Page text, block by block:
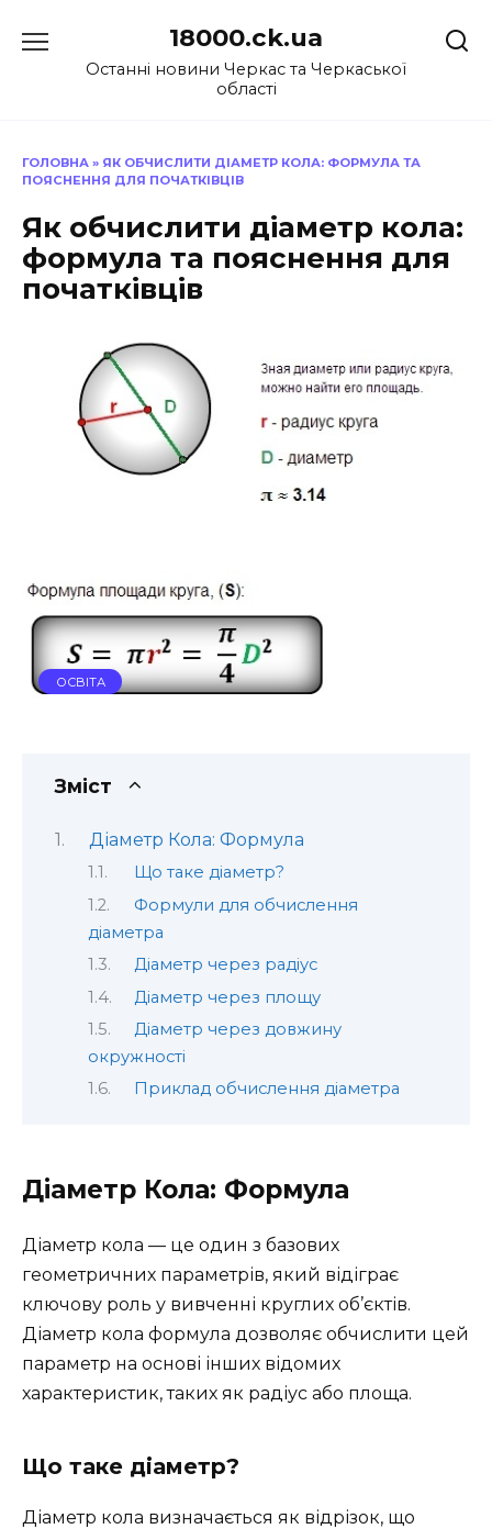
до
18000.ck.ua
Останні новини Черкас та Черкаської
області
ГОЛОВНА » ЯК ОБЧИСЛИТИ ДІАМЕТР КОЛА: ФОРМУЛА ТА
ПОЯСНЕННЯ ДЛЯ ПОЧАТКІВЦІВ
Як обчислити діаметр кола:
формула та пояснення для
початківців
ОСВІТА
Зміст
Діаметр Кола: Формула
Що таке діаметр?
Формули для обчислення
діаметра
Діаметр через радіус
Діаметр через площу
Діаметр через довжину
окружності
Приклад обчислення діаметра
Діаметр Кола: Формула
Діаметр кола — це один з базових
геометричних параметрів, який відіграє
ключову роль у вивченні круглих об’єктів.
Діаметр кола формула дозволяє обчислити цей
параметр на основі інших відомих
характеристик, таких як радіус або площа.
Що таке діаметр?
Діаметр кола визначається як відрізок, що